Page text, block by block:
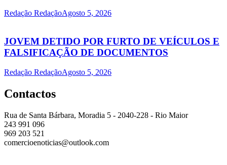
Redação RedaçãoAgosto 5, 2026
JOVEM DETIDO POR FURTO DE VEÍCULOS E
FALSIFICAÇÃO DE DOCUMENTOS
Redação RedaçãoAgosto 5, 2026
Contactos
Rua de Santa Bárbara, Moradia 5 - 2040-228 - Rio Maior
243 991 096
969 203 521
comercioenoticias@outlook.com